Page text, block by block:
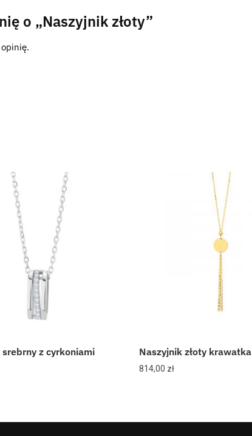
o „Naszyjnik złoty”
srebrny z cyrkoniami Naszyjnik złoty krawatka
814,00 zł